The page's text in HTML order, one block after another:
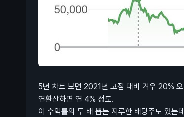
5년 차트 보면 2021년 고점 대비 겨우 20%
연환산하면 연 4% 정도.
이 수익률의 두 배 뽑는 지루한 배당주도 있는